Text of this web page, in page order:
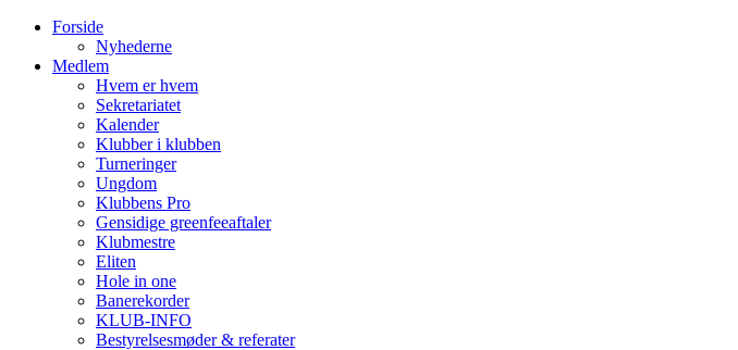
Forside
Nyhederne
Medlem
Hvem er hvem
Sekretariatet
Kalender
Klubber i klubben
Turneringer
Ungdom
Klubbens Pro
Gensidige greenfeeaftaler
Klubmestre
Eliten
Hole in one
Banerekorder
KLUB-INFO
Bestyrelsesmøder & referater